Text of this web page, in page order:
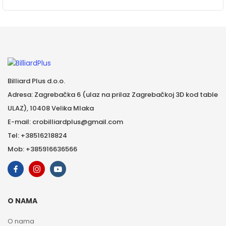
Billiard Plus d.o.o.
Adresa: Zagrebačka 6 (ulaz na prilaz Zagrebačkoj 3D kod table
ULAZ), 10408 Velika Mlaka
E-mail: crobilliardplus@gmail.com
Tel: +38516218824
Mob: +385916636566
O NAMA
O nama